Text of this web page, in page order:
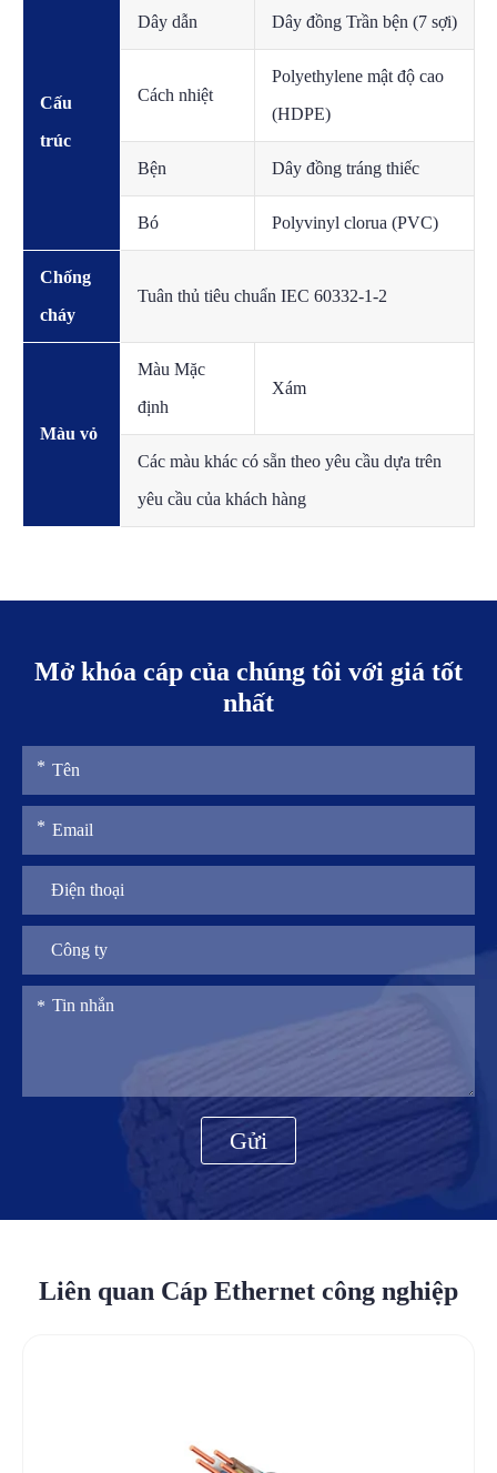
Cấu
trúc
Dây dẫn Dây đồng Trần bện (7 sợi)
Cách nhiệt
Polyethylene mật độ cao
(HDPE)
Bện Dây đồng tráng thiếc
Bó Polyvinyl clorua (PVC)
Chống
cháy
Tuân thủ tiêu chuẩn IEC 60332-1-2
Màu vỏ
Màu Mặc
định
Xám
Các màu khác có sẵn theo yêu cầu dựa trên
yêu cầu của khách hàng
Mở khóa cáp của chúng tôi với giá tốt
nhất
Gửi
Liên quan Cáp Ethernet công nghiệp